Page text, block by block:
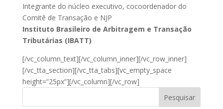
Integrante do núcleo executivo, cocoordenador do
Comitê de Transação e NJP
Instituto Brasileiro de Arbitragem e Transação
Tributárias (IBATT)
[/vc_column_text][/vc_column_inner][/vc_row_inner]
[/vc_tta_section][/vc_tta_tabs][vc_empty_space
height=”25px”][/vc_column][/vc_row]
Pesquisar